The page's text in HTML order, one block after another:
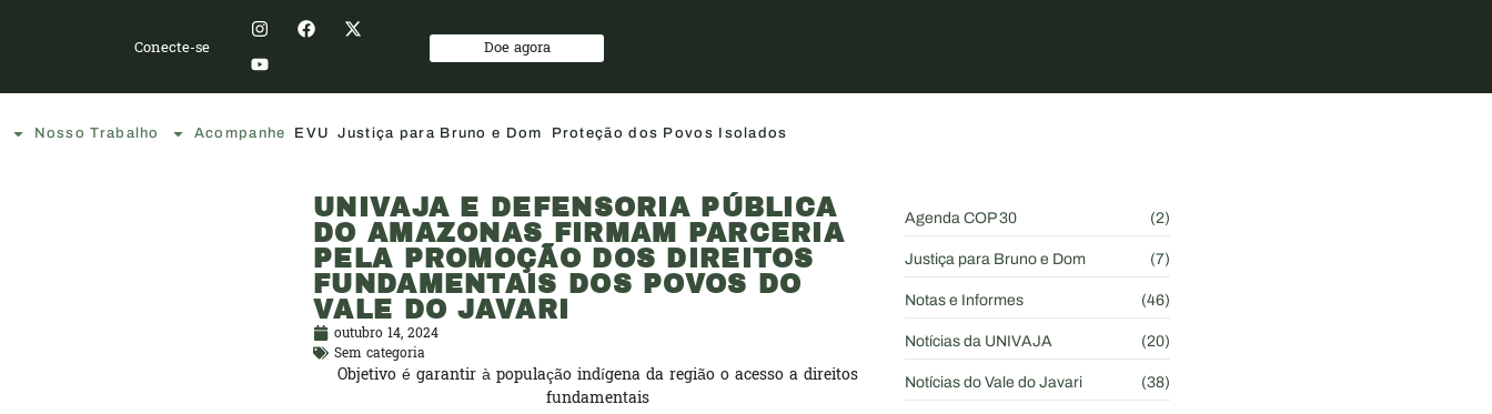
Conecte-se Doe agora
Nosso Trabalho Acompanhe EVU Justiça para Bruno e Dom Proteção dos Povos Isolados
UNIVAJA E DEFENSORIA PÚBLICA
DO AMAZONAS FIRMAM PARCERIA
PELA PROMOÇÃO DOS DIREITOS
FUNDAMENTAIS DOS POVOS DO
VALE DO JAVARI
outubro 14, 2024
Sem categoria
Objetivo é garantir à população indígena da região o acesso a direitos
fundamentais
Agenda COP 30 (2)
Justiça para Bruno e Dom (7)
Notas e Informes (46)
Notícias da UNIVAJA (20)
Notícias do Vale do Javari (38)